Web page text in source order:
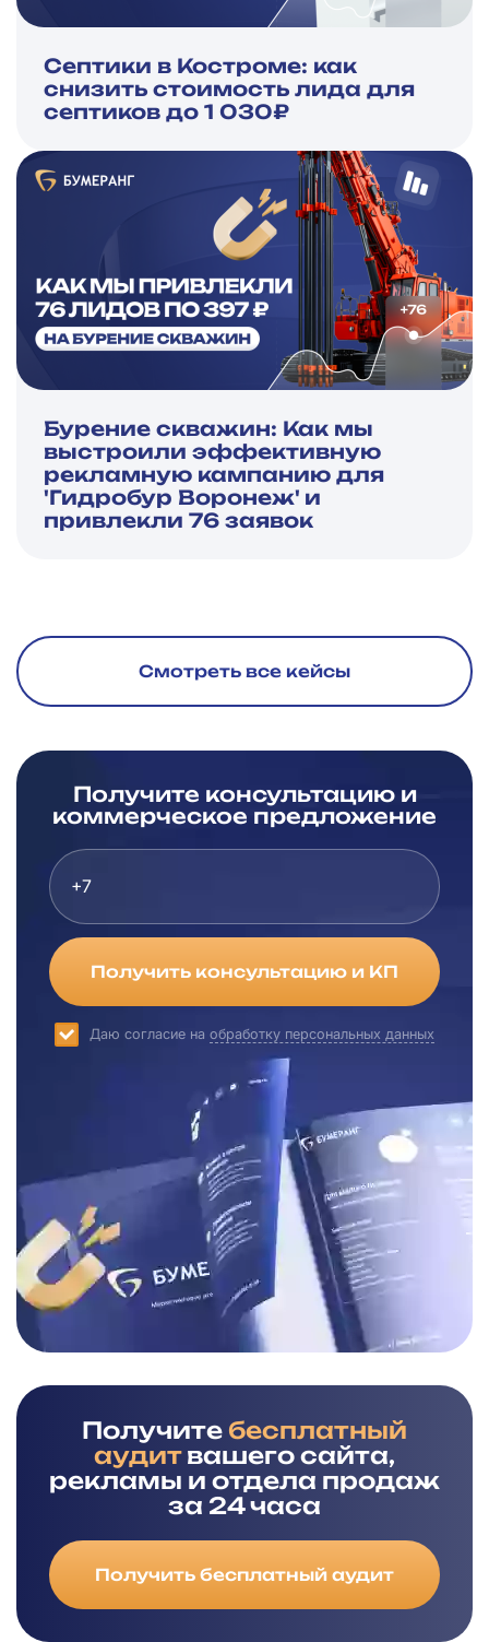
Септики в Костроме: как
снизить стоимость лида для
септиков до 1 030₽
Бурение скважин: Как мы
выстроили эффективную
рекламную кампанию для
'Гидробур Воронеж' и
привлекли 76 заявок
Смотреть все кейсы
Получите консультацию и
коммерческое предложение
Получить консультацию и КП
Даю согласие на обработку персональных данных
Получите бесплатный
аудитвашего сайта,
рекламы и отдела продаж
за 24 часа
Получить бесплатный аудит